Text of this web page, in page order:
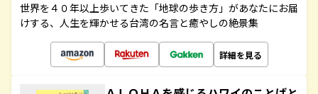
世界を４０年以上歩いてきた「地球の歩き方」があなたにお届
けする、人生を輝かせる台湾の名言と癒やしの絶景集
詳細を見る